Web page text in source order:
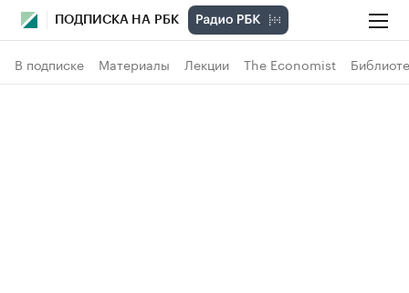
ПОДПИСКА НА РБК
В подписке Материалы Лекции The Economist